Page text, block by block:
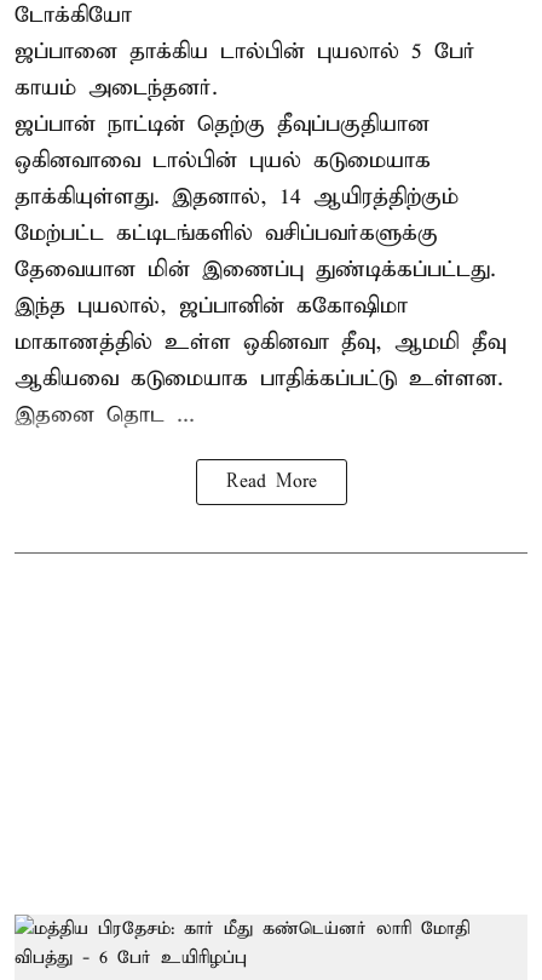
டோக்கியோ
ஜப்பானை தாக்கிய டால்பின் புயலால் 5 பேர்
காயம் அடைந்தனர்.
ஜப்பான் நாட்டின் தெற்கு தீவுப்பகுதியான
ஒகினவாவை டால்பின் புயல் கடுமையாக
தாக்கியுள்ளது. இதனால், 14 ஆயிரத்திற்கும்
மேற்பட்ட கட்டிடங்களில் வசிப்பவர்களுக்கு
தேவையான மின் இணைப்பு துண்டிக்கப்பட்டது.
இந்த புயலால், ஜப்பானின் ககோஷிமா
மாகாணத்தில் உள்ள ஒகினவா தீவு, ஆமமி தீவு
ஆகியவை கடுமையாக பாதிக்கப்பட்டு உள்ளன.
இதனை தொட ...
Read More